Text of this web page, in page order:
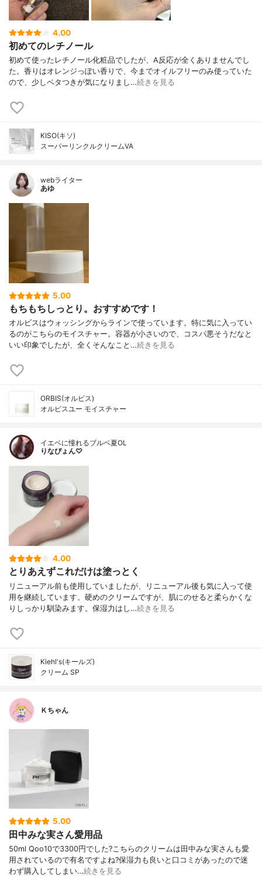
4.00
初めてのレチノール
初めて使ったレチノール化粧品でしたが、A反応が全くありませんでし
た。香りはオレンジっぽい香りで、今までオイルフリーのみ使っていた
ので、少しベタつきが気になりまし…続きを見る
KISO(キソ)
スーパーリンクルクリームVA
webライター
あゆ
5.00
もちもちしっとり。おすすめです！
オルビスはウォッシングからラインで使っています。特に気に入ってい
るのがこちらのモイスチャー。容器が小さいので、コスパ悪そうだなと
いい印象でしたが、全くそんなこと…続きを見る
ORBIS(オルビス)
オルビスユー モイスチャー
イエベに憧れるブルベ夏OL
りなぴょん♡
4.00
とりあえずこれだけは塗っとく
リニューアル前も使用していましたが、リニューアル後も気に入って使
用を継続しています。硬めのクリームですが、肌にのせると柔らかくな
りしっかり馴染みます。保湿力はし…続きを見る
Kiehl's(キールズ)
クリーム SP
Ｋちゃん
5.00
田中みな実さん愛用品
50ml Qoo10で3300円でした?こちらのクリームは田中みな実さんも愛
用されているので有名ですよね?保湿力も良いと口コミがあったので迷
わず購入してしまい…続きを見る